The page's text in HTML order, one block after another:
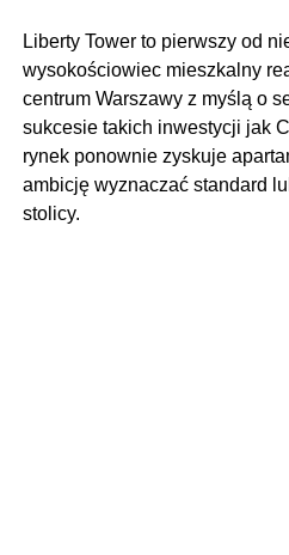
Liberty Tower to pierwszy od
wysokościowiec mieszkalny
centrum Warszawy z myślą o
sukcesie takich inwestycji jak
rynek ponownie zyskuje
ambicję wyznaczać standard
stolicy.